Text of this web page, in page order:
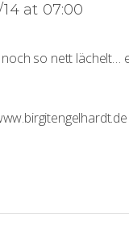
at 07:00
so nett lächelt…